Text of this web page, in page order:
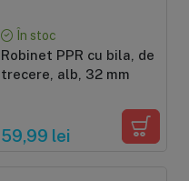
În stoc
Robinet PPR cu bila, de
trecere, alb, 32 mm
59,99 lei